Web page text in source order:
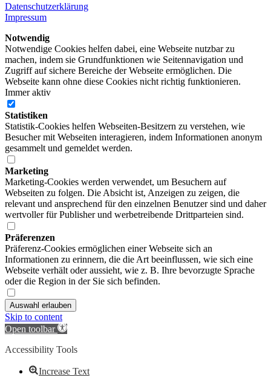
Datenschutzerklärung
Impressum
Notwendig
Notwendige Cookies helfen dabei, eine Webseite nutzbar zu
machen, indem sie Grundfunktionen wie Seitennavigation und
Zugriff auf sichere Bereiche der Webseite ermöglichen. Die
Webseite kann ohne diese Cookies nicht richtig funktionieren.
Immer aktiv
Statistiken
Statistik-Cookies helfen Webseiten-Besitzern zu verstehen, wie
Besucher mit Webseiten interagieren, indem Informationen anonym
gesammelt und gemeldet werden.
Marketing
Marketing-Cookies werden verwendet, um Besuchern auf
Webseiten zu folgen. Die Absicht ist, Anzeigen zu zeigen, die
relevant und ansprechend für den einzelnen Benutzer sind und daher
wertvoller für Publisher und werbetreibende Drittparteien sind.
Präferenzen
Präferenz-Cookies ermöglichen einer Webseite sich an
Informationen zu erinnern, die die Art beeinflussen, wie sich eine
Webseite verhält oder aussieht, wie z. B. Ihre bevorzugte Sprache
oder die Region in der Sie sich befinden.
Auswahl erlauben
Skip to content
Open toolbar
Accessibility Tools
Increase Text